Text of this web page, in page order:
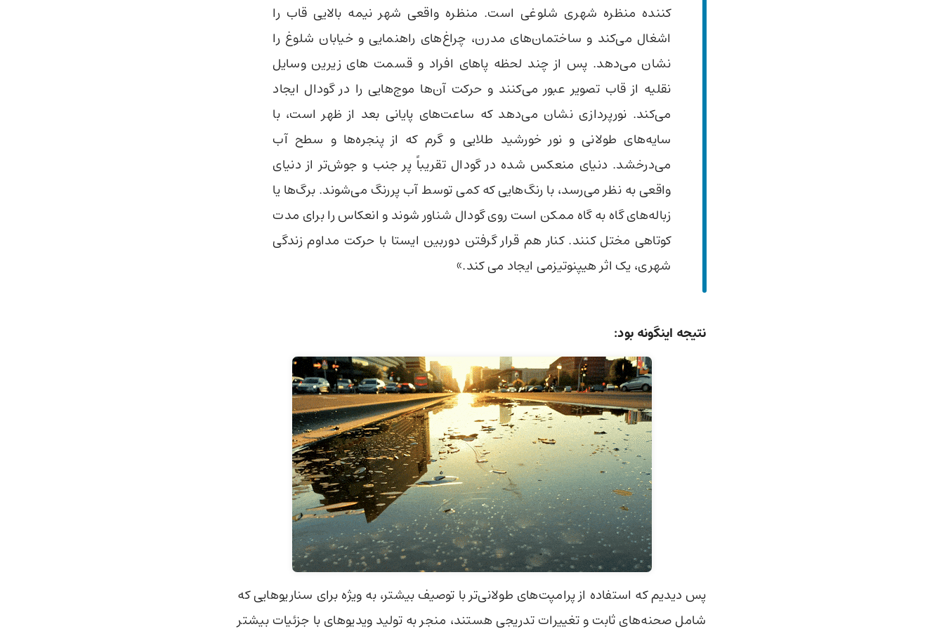
کننده منظره شهری شلوغی است. منظره واقعی شهر نیمه بالایی قاب را
اشغال می‌کند و ساختمان‌های مدرن، چراغ‌های راهنمایی و خیابان شلوغ را
نشان می‌دهد. پس از چند لحظه پاهای افراد و قسمت های زیرین وسایل
نقلیه از قاب تصویر عبور می‌کنند و حرکت آن‌ها موج‌هایی را در گودال ایجاد
می‌کند. نورپردازی نشان می‌دهد که ساعت‌های پایانی بعد از ظهر است، با
سایه‌های طولانی و نور خورشید طلایی و گرم که از پنجره‌ها و سطح آب
می‌درخشد. دنیای منعکس شده در گودال تقریباً پر جنب و جوش‌تر از دنیای
واقعی به نظر می‌رسد، با رنگ‌هایی که کمی توسط آب پررنگ می‌شوند. برگ‌ها یا
زباله‌های گاه به گاه ممکن است روی گودال شناور شوند و انعکاس را برای مدت
کوتاهی مختل کنند. کنار هم قرار گرفتن دوربین ایستا با حرکت مداوم زندگی
شهری، یک اثر هیپنوتیزمی ایجاد می کند.»‌
نتیجه اینگونه بود:
پس دیدیم که استفاده از پرامپت‌های طولانی‌تر با توصیف بیشتر، به ویژه برای سناریوهایی که
شامل صحنه‌های ثابت و تغییرات تدریجی هستند، منجر به تولید ویدیوهای با جزئیات بیشتر